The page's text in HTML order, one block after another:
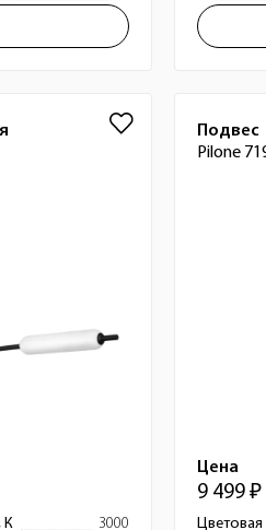
К 3000
Подвес
Pilone
Цена
9 499 ₽
Цветовая